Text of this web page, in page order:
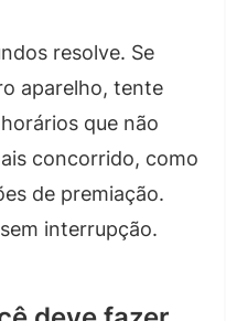
resolve. Se
aparelho, tente
que não
concorrido, como
de premiação.
interrupção.